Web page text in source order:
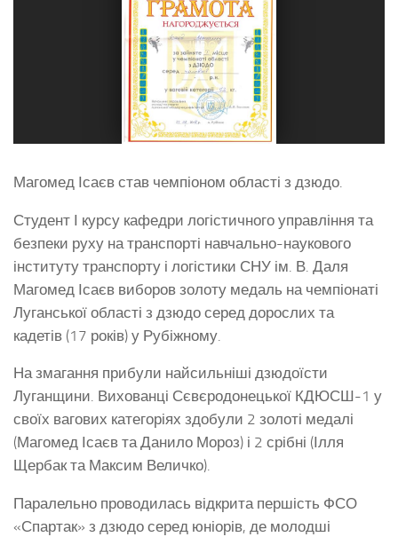
Магомед Ісаєв став чемпіоном області з дзюдо.
Студент І курсу кафедри логістичного управління та
безпеки руху на транспорті навчально-наукового
інституту транспорту і логістики СНУ ім. В. Даля
Магомед Ісаєв виборов золоту медаль на чемпіонаті
Луганської області з дзюдо серед дорослих та
кадетів (17 років) у Рубіжному.
На змагання прибули найсильніші дзюдоїсти
Луганщини. Вихованці Сєвєродонецької КДЮСШ-1 у
своїх вагових категоріях здобули 2 золоті медалі
(Магомед Ісаєв та Данило Мороз) і 2 срібні (Ілля
Щербак та Максим Величко).
Паралельно проводилась відкрита першість ФСО
«Спартак» з дзюдо серед юніорів, де молодші